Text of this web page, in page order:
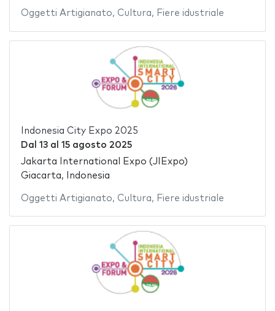
Oggetti Artigianato, Cultura, Fiere idustriale
Indonesia City Expo 2025
Dal 13al 15 agosto 2025
Jakarta International Expo (JIExpo)
Giacarta, Indonesia
Oggetti Artigianato, Cultura, Fiere idustriale